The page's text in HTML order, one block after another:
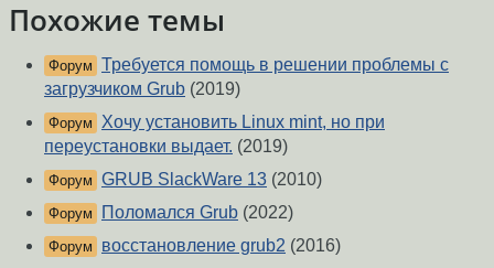
Похожие темы
Форум Требуется помощь в решении проблемы с
загрузчиком Grub (2019)
Форум
Хочу установить Linux mint, но при
переустановки выдает. (2019)
Форум GRUB SlackWare 13 (2010)
Форум Поломался Grub (2022)
Форум восстановление grub2 (2016)